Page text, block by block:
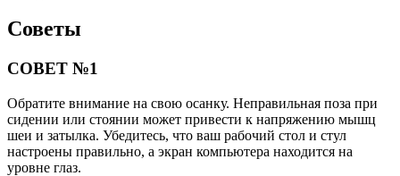
Советы
СОВЕТ №1
Обратите внимание на свою осанку. Неправильная поза при
сидении или стоянии может привести к напряжению мышц
шеи и затылка. Убедитесь, что ваш рабочий стол и стул
настроены правильно, а экран компьютера находится на
уровне глаз.